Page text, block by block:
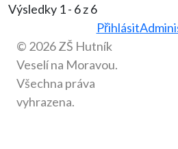
Výsledky 1 - 6 z 6
Přihlásit
© 2026 ZŠ Hutník
Veselí na Moravou.
Všechna práva
vyhrazena.